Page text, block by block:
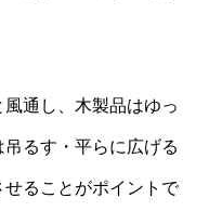
通し、木製品はゆっ
るす・平らに広げる
ることがポイントで